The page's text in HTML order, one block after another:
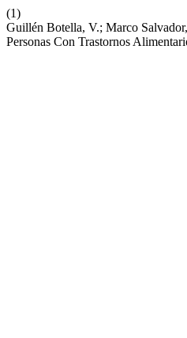
(1)
Guillén Botella, V.; Marco
Personas Con Trastornos